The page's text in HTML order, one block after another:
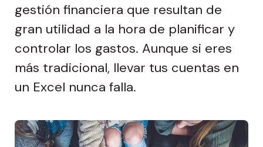
gestión financiera que resultan de
gran utilidad a la hora de planificar y
controlar los gastos. Aunque si eres
más tradicional, llevar tus cuentas en
un Excel nunca falla.